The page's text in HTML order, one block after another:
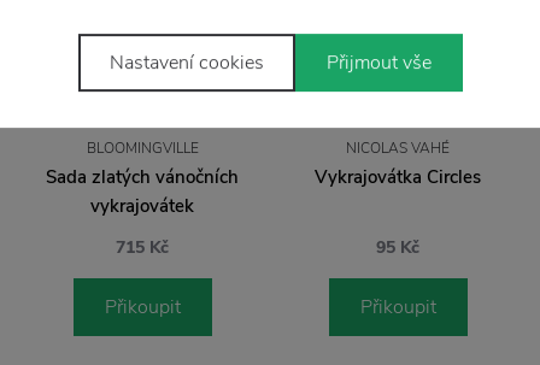
BLOOMINGVILLE
Sada zlatých vánočních
vykrajovátek
715 Kč
Přikoupit
NICOLAS VAHÉ
Vykrajovátka Circles
95 Kč
Přikoupit
Nastavení cookies Přijmout vše